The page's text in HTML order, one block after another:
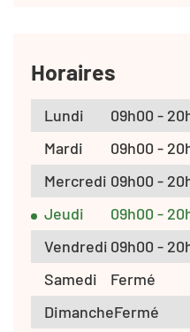
Horaires
Lundi
09h00 -
Mardi
09h00 -
Mercredi 09h00 -
Jeudi
09h00 -
Vendredi 09h00 -
Samedi
Fermé
DimancheFermé